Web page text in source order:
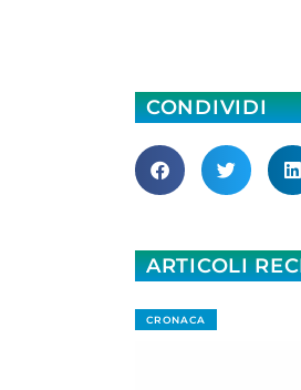
CONDIVIDI
ARTICOLI
CRONACA